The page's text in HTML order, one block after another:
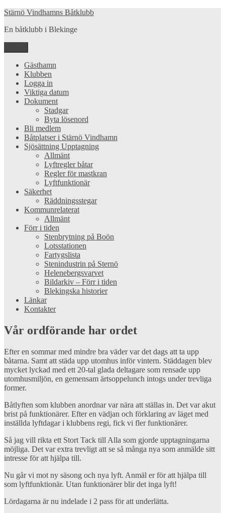
Hoppa
innehåll
Stärnö Vindhamns Båtklubb
En båtklubb i Blekinge
Gästhamn
Klubben
Logga in
Viktiga datum
Dokument
Stadgar
Byta lösenord
Bli medlem
Båtplatser i Stärnö Vindhamn
Sjösättning Upptagning
Allmänt
Lyftregler båtar
Regler för mastkran
Lyftfunktionär
Säkerhet
Räddningsstegar
Kommunrelaterat
Allmänt
Förr i tiden
Stenbrytning på Boön
Lotsstationen
Fartygslista
Stenindustrin på Sternö
Helenebergsvarvet
Bildarkiv – Förr i tiden
Blekingska historier
Länkar
Kontakter
Vår ordförande har ordet
Efter en sommar med mindre bra väder var det dags att ta upp
båtarna. Samt att städa upp utomhus inför vintern. Städdagen blev
mycket lyckad med ett 20-tal glada deltagare som rensade upp
utomhusmiljön, en gemensam ärtsoppelunch intogs under trevliga
former.
Båtlyften som klubben anordnar var nära att ställas in. Det var akut
brist på funktionärer. Efter en vädjan och förklaring av läget med
inställda lyftdagar i klubbens regi, fick vi fler funktionärer.
Så jag vill rikta ett Stort Tack till Alla som gjorde upptagningarna
möjliga. Det var extra trevligt att se så många nya som anmälde sitt
intresse för att hjälpa till.
Nu går vi mot ny säsong och nya lyft. Anmäl er för att hjälpa till
som lyftfunktionär. Utan funktionärer blir det inga lyft!
Lördagarna är nu indelade i 2 pass för att underlätta.